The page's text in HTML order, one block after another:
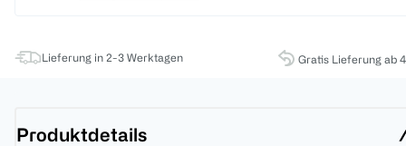
Lieferung in 2-3 Werktagen Gratis Lieferung ab
Produktdetails